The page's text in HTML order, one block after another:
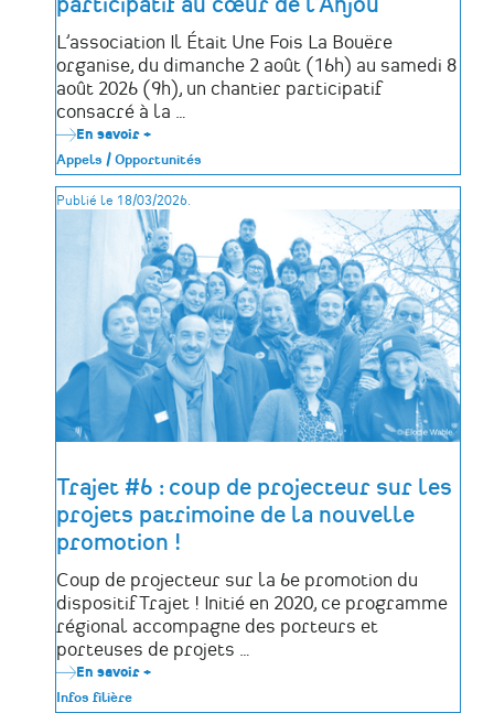
participatif au cœur de l’Anjou
L’association Il Était Une Fois La Bouëre
organise, du dimanche 2 août (16h) au samedi 8
août 2026 (9h), un chantier participatif
consacré à la …
En savoir +
Restauration
de
la
tour
médiévale
de
la
Bouëre
–
Saison
1
:
un
chantier
participatif
au
cœur
Appels / Opportunités
Publié le 18/03/2026.
Trajet #6 : coup de projecteur sur les
projets patrimoine de la nouvelle
promotion !
Coup de projecteur sur la 6e promotion du
dispositif Trajet ! Initié en 2020, ce programme
régional accompagne des porteurs et
porteuses de projets …
En savoir +
Infos filière